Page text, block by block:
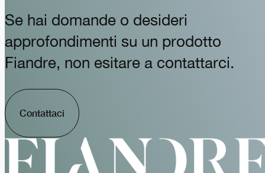
Se hai domande o desideri
approfondimenti su un prodotto
Fiandre, non esitare a contattarci.
Contattaci